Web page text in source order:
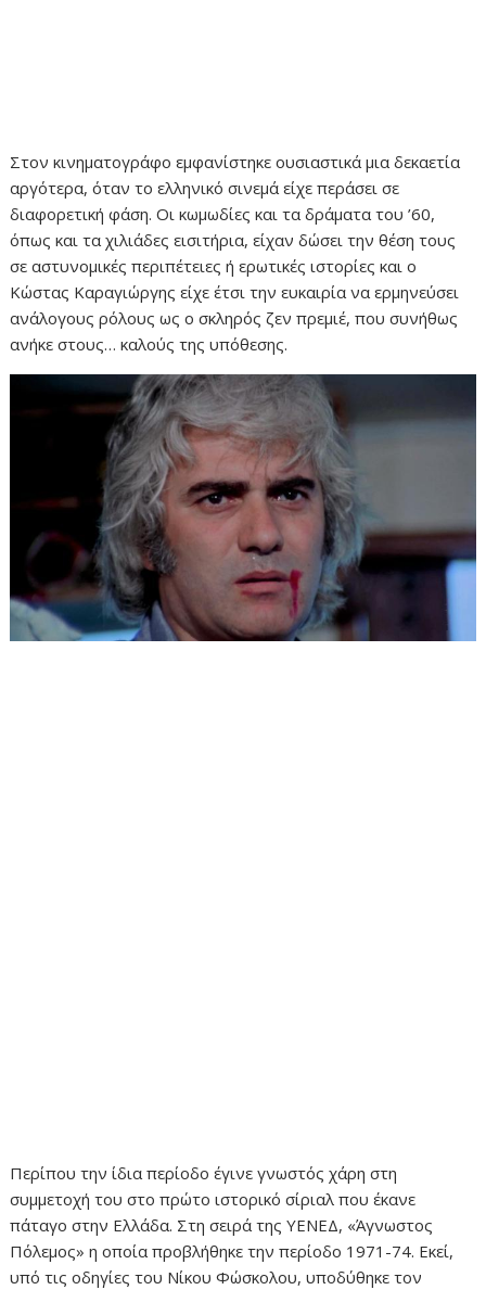
Στον κινηματογράφο εμφανίστηκε ουσιαστικά μια δεκαετία
αργότερα, όταν το ελληνικό σινεμά είχε περάσει σε
διαφορετική φάση. Οι κωμωδίες και τα δράματα του ’60,
όπως και τα χιλιάδες εισιτήρια, είχαν δώσει την θέση τους
σε αστυνομικές περιπέτειες ή ερωτικές ιστορίες και ο
Κώστας Καραγιώργης είχε έτσι την ευκαιρία να ερμηνεύσει
ανάλογους ρόλους ως ο σκληρός ζεν πρεμιέ, που συνήθως
ανήκε στους… καλούς της υπόθεσης.
Περίπου την ίδια περίοδο έγινε γνωστός χάρη στη
συμμετοχή του στο πρώτο ιστορικό σίριαλ που έκανε
πάταγο στην Ελλάδα. Στη σειρά της ΥΕΝΕΔ, «Άγνωστος
Πόλεμος» η οποία προβλήθηκε την περίοδο 1971-74. Εκεί,
υπό τις οδηγίες του Νίκου Φώσκολου, υποδύθηκε τον